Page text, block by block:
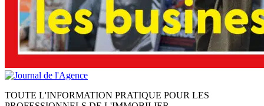
TOUTE L'INFORMATION PRATIQUE POUR LES